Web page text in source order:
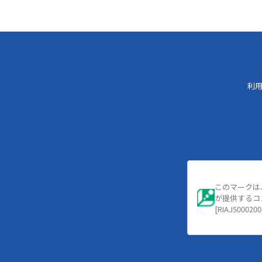
利
このマーク
が提供する